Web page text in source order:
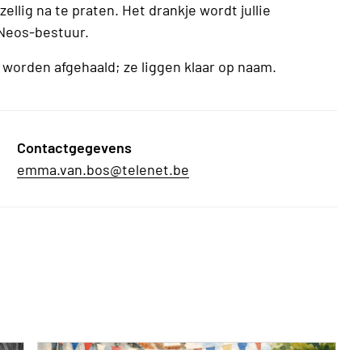
na te praten. Het drankje wordt jullie
bestuur.
afgehaald; ze liggen klaar op naam.
Contactgegevens
emma.van.bos@telenet.be